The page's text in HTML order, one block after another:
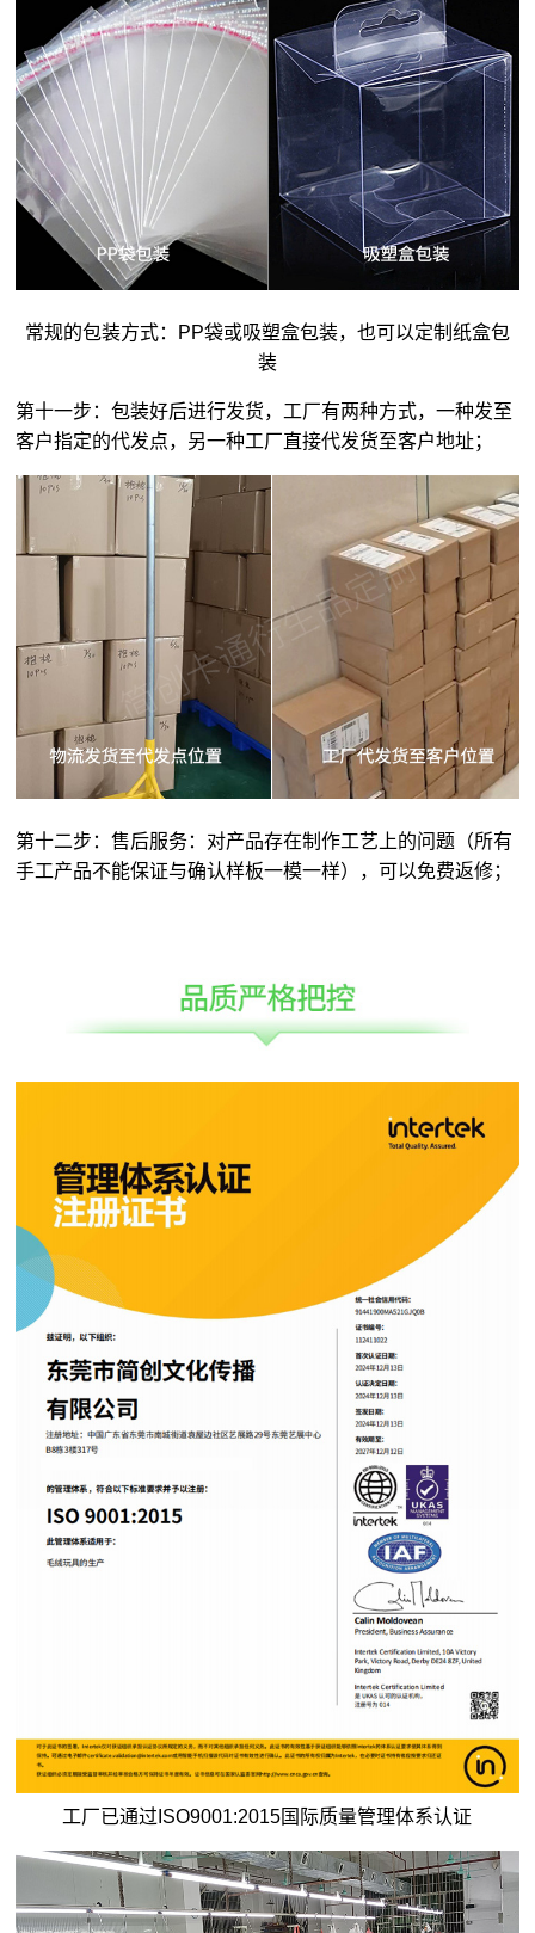
常规的包装方式：PP袋或吸塑盒包装，也可以定制纸盒包
装
第十一步：包装好后进行发货，工厂有两种方式，一种发至
客户指定的代发点，另一种工厂直接代发货至客户地址；
第十二步：售后服务：对产品存在制作工艺上的问题（所有
手工产品不能保证与确认样板一模一样），可以免费返修；
工厂已通过ISO9001:2015国际质量管理体系认证